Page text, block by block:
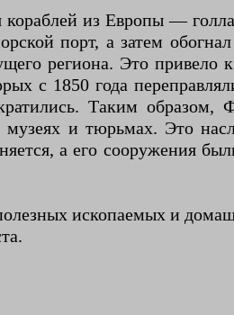
из Европы —
порт, а затем
региона. Это привело
с 1850 года
Таким
и тюрьмах. Это
а его сооружения
ископаемых и